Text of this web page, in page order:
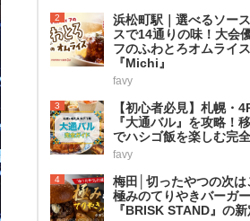
2
浜松町駅｜選べるソー
スで14通りの味！大会
フのふわとろオムライス
『Michi』
favy
3
【初心者必見】札幌・
『大通バル』を攻略！
でハシゴ飯を楽しむ完
favy
4
梅田│切ったやつの次は
極みのてりやきバーガ
『BRISK STAND』の新